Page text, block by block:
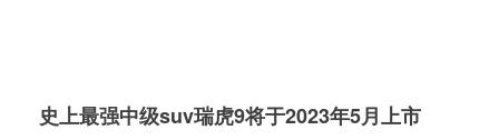
史上最强中级suv瑞虎9将于2023年5月上市